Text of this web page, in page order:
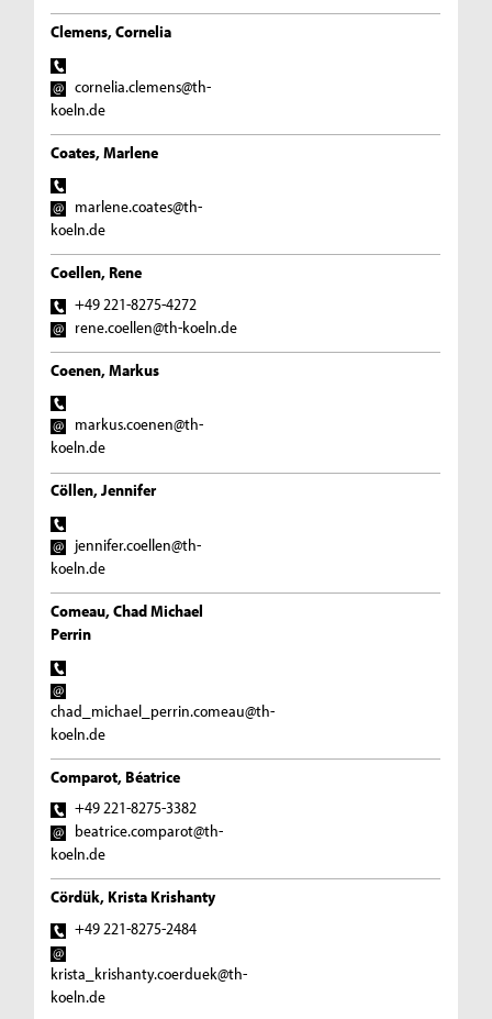
Clemens, Cornelia
cornelia.clemens@th-
koeln.de
Coates, Marlene
marlene.coates@th-
koeln.de
Coellen, Rene
+49 221-8275-4272
rene.coellen@th-koeln.de
Coenen, Markus
markus.coenen@th-
koeln.de
Cöllen, Jennifer
jennifer.coellen@th-
koeln.de
Comeau, Chad Michael
Perrin
chad_michael_perrin.comeau@th-
koeln.de
Comparot, Béatrice
+49 221-8275-3382
beatrice.comparot@th-
koeln.de
Cördük, Krista Krishanty
+49 221-8275-2484
krista_krishanty.coerduek@th-
koeln.de